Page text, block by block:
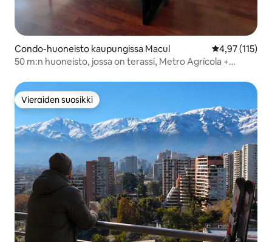
Condo-huoneisto kaupungissa Macul
4,97 (115)
50 m:n huoneisto, jossa on terassi, Metro Agrícola +
Vieraiden suosikki
Vieraiden suosikki